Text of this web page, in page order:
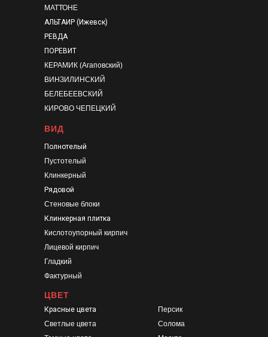
МАТТОНЕ
АЛЬТАИР (Ижевск)
РЕВДА
ПОРЕВИТ
КЕРАМИК (Агаповский)
ВИНЗИЛИНСКИЙ
БЕЛЕБЕЕВСКИЙ
КИРОВО ЧЕПЕЦКИЙ
ВИД
ЦВЕТ
Красные цвета
Светлые цвета
Полнотелый
Пустотелый
Клинкерный
Рядовой
Стеновые блоки
Клинкерная плитка
Кислотоупорный кирпич
Лицевой кирпич
Гладкий
Фактурный
Персик
Солома